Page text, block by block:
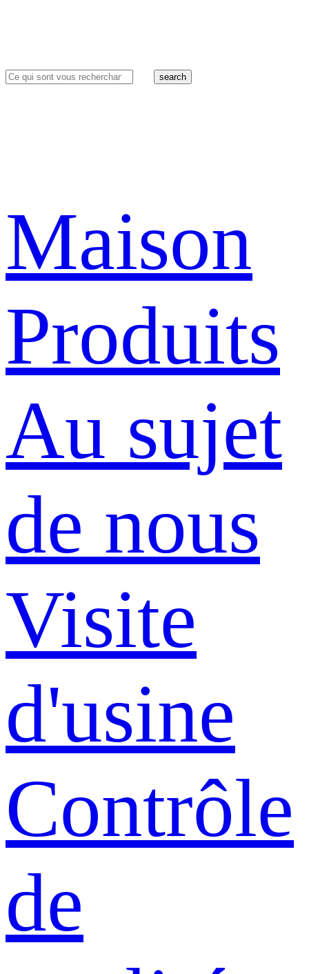
search
Maison
Produits
Au sujet
de nous
Visite
d'usine
Contrôle
de